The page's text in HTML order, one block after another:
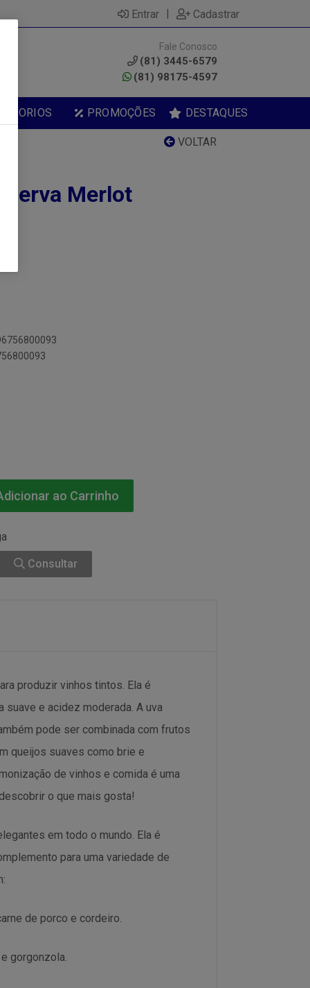
Entrar | Cadastrar
Fale Conosco
(81) 3445-6579
(81) 98175-4597
PROMOÇÕES DESTAQUES
VOLTAR
Merlot
ao Carrinho
Consultar
produzir vinhos tintos. Ela é
suave e acidez moderada. A uva
pode ser combinada com frutos
queijos suaves como brie e
de vinhos e comida é uma
o que mais gosta!
em todo o mundo. Ela é
para uma variedade de
de porco e cordeiro.
gorgonzola.